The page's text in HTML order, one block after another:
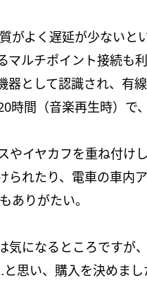
がよく遅延が少ない
マルチポイント接続も
器として認識され、有
時間（音楽再生時）で
やイヤカフを重ね付け
られたり、電車の車内
ありがたい。
気になるところですが
思い、購入を決めまし